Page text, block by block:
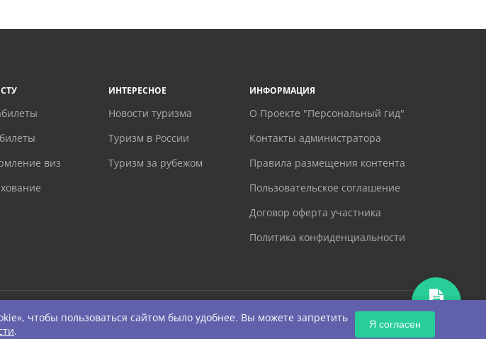
виз
ИНТЕРЕСНОЕ
Новости туризма
Туризм в России
Туризм за рубежом
ИНФОРМАЦИЯ
О Проекте "Персональный гид"
Контакты администратора
Правила размещения контента
Пользовательское соглашение
Договор оферта участника
Политика конфиденциальности
чтобы пользоваться сайтом было удобнее. Вы можете запретить
.
Я согласен
ЗАПРОС